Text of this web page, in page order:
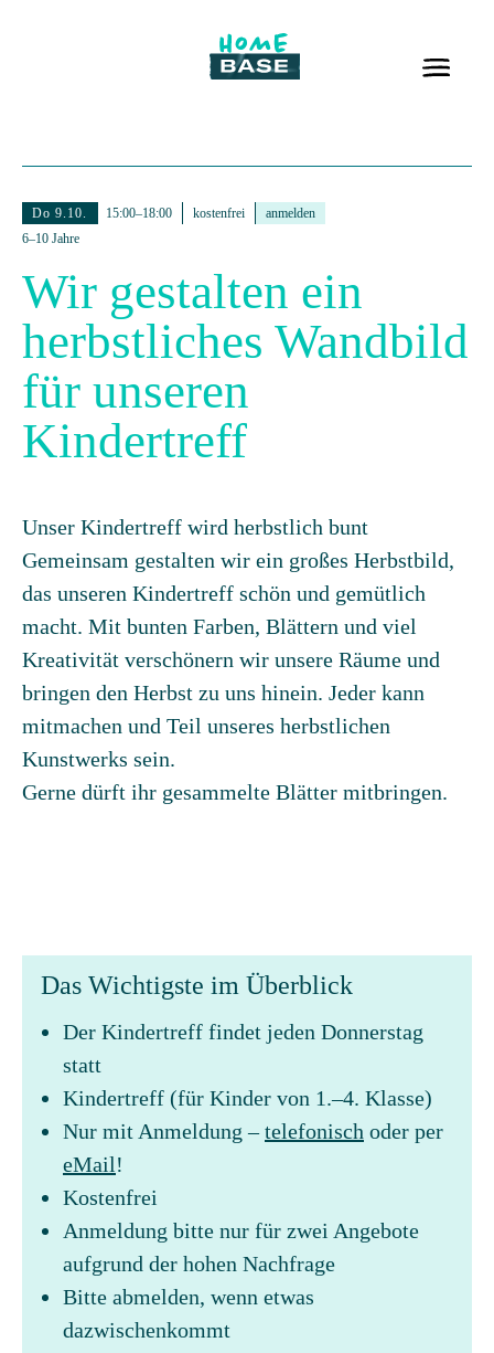
Do 9.10. 15:00–18:00 kostenfrei
anmelden
6–10 Jahre
Wir gestalten ein
herbstliches Wandbild
für unseren
Kindertreff
Unser Kindertreff wird herbstlich bunt
Gemeinsam gestalten wir ein großes Herbstbild,
das unseren Kindertreff schön und gemütlich
macht. Mit bunten Farben, Blättern und viel
Kreativität verschönern wir unsere Räume und
bringen den Herbst zu uns hinein. Jeder kann
mitmachen und Teil unseres herbstlichen
Kunstwerks sein.
Gerne dürft ihr gesammelte Blätter mitbringen.
Das Wichtigste im Überblick
Der Kindertreff findet jeden Donnerstag
statt
Kindertreff (für Kinder von 1.–4. Klasse)
Nur mit Anmeldung –telefonisch oder per
eMail!
Kostenfrei
Anmeldung bitte nur für zwei Angebote
aufgrund der hohen Nachfrage
Bitte abmelden, wenn etwas
dazwischenkommt